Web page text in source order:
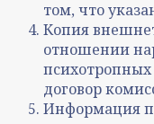
том, что
Копия
отношении
психотропных
договор
Информация